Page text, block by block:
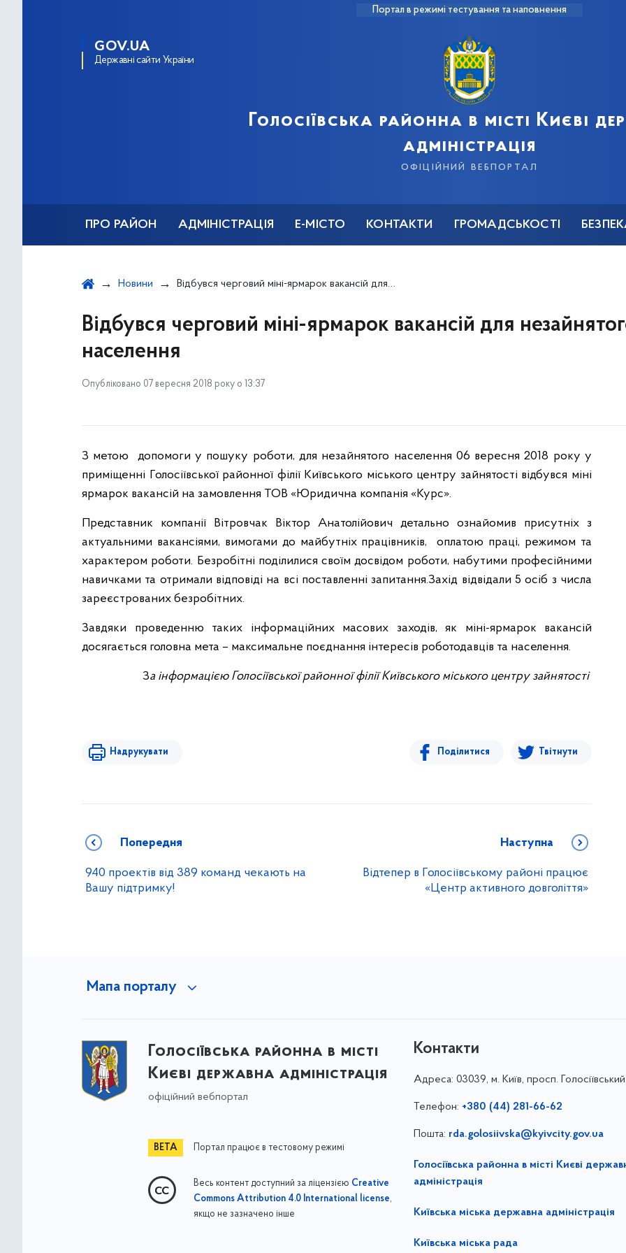
Портал в режимі тестування та наповнення
GOV.UA
Державні сайти України
Голосіївська районна в місті Києві
адміністрація
офіційний вебпортал
ПРО РАЙОН АДМІНІСТРАЦІЯ Е-МІСТО КОНТАКТИ ГРОМАДСЬКОСТІ
Новини Відбувся черговий міні-ярмарок вакансій для незайнятого населення
Відбувся черговий міні-ярмарок вакансій для
населення
Опубліковано 07 вересня 2018 року о 13:37
З метою допомоги у пошуку роботи, для незайнятого населення 06 вересня 2018 року у
приміщенні Голосіївської районної філії Київського міського центру зайнятості відбувся міні
ярмарок вакансій на замовлення ТОВ «Юридична компанія «Курс».
Представник компанії Вітровчак Віктор Анатолійович детально ознайомив присутніх з
актуальними вакансіями, вимогами до майбутніх працівників, оплатою праці, режимом та
характером роботи. Безробітні поділилися своїм досвідом роботи, набутими професійними
навичками та отримали відповіді на всі поставленні запитання.Захід відвідали 5 осіб з числа
зареєстрованих безробітних.
Завдяки проведенню таких інформаційних масових заходів, як міні-ярмарок вакансій
досягається головна мета – максимальне поєднання інтересів роботодавців та населення.
За інформацією Голосіївської районної філії Київського міського центру зайнятості
Надрукувати Поділитися Твітнути
Попередня
940 проектів від 389 команд чекають на
Вашу підтримку!
Наступна
Відтепер в Голосіївському районі працює
«Центр активного довголіття»
Мапа порталу
Голосіївська районна в місті
Києві державна адміністрація
офіційний вебпортал
Портал працює в тестовому режимі
Весь контент доступний за ліцензією Creative
Commons Attribution 4.0 International license,
якщо не зазначено інше
Контакти
Адреса: 03039, м. Київ, просп.
Телефон: +380 (44) 281-66-62
Пошта: rda.golosiivska@kyivcity.gov.ua
Голосіївська районна в місті Києві
адміністрація
Київська міська державна адміністрація
Київська міська рада